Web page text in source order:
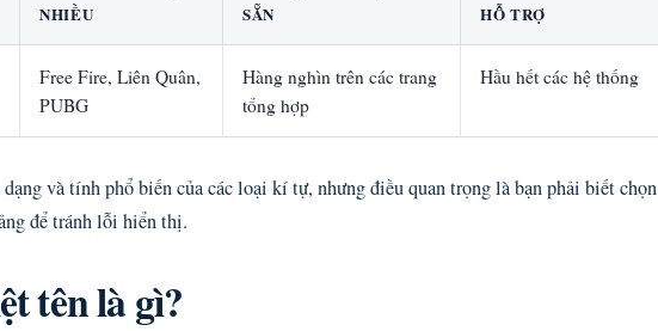
NHIỀU
SẴN
HỖ TRỢ
Free Fire, Liên Quân,
PUBG
Hàng nghìn trên các trang
tổng hợp
Hầu hết các hệ thống
và tính phổ biến của các loại kí tự, nhưng điều quan trọng là bạn phải biết chọn
để tránh lỗi hiển thị.
tên là gì?